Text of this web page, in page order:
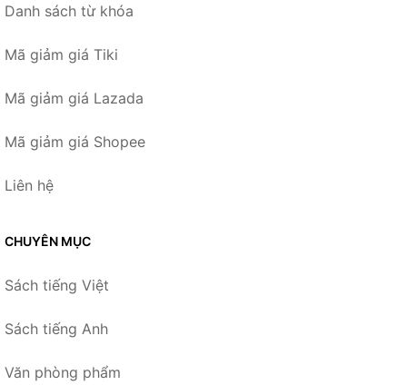
Danh sách từ khóa
Mã giảm giá Tiki
Mã giảm giá Lazada
Mã giảm giá Shopee
Liên hệ
CHUYÊN MỤC
Sách tiếng Việt
Sách tiếng Anh
Văn phòng phẩm